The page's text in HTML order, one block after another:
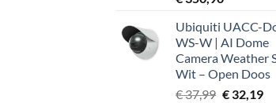
Ubiquiti UACC-
WS-W | AI Dome
Camera Weather
Wit – Open Doos
€37,99 €32,19